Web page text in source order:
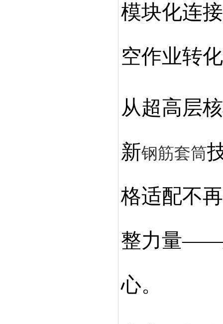
模块化连
空作业转
从超高层
新钢筋套筒
格适配不
整力量——
心。